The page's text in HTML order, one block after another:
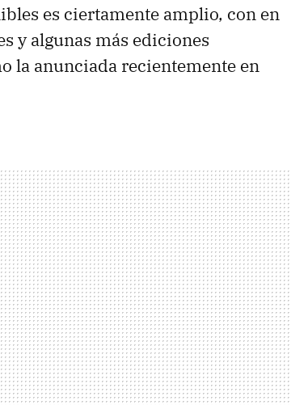
es ciertamente amplio, con en
y algunas más ediciones
la anunciada recientemente en